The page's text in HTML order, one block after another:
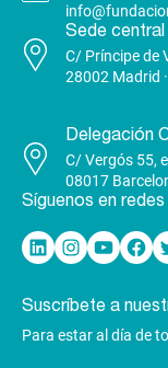
Sede central
C/ Príncipe de
28002 Madrid
Delegación
C/ Vergós 55,
08017
Síguenos en
Linkedin Instagram YouTube Facebook Twitter
Suscríbete a
Para estar al día de